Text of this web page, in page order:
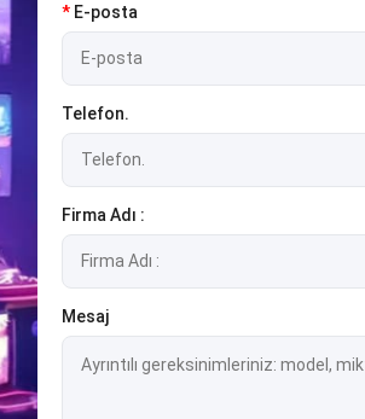
* E-posta
Telefon.
Firma Adı :
Mesaj